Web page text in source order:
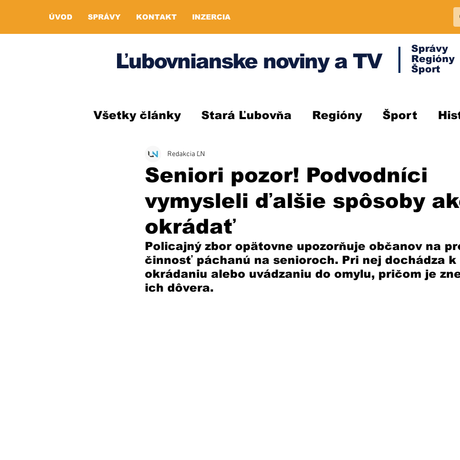
ÚVOD SPRÁVY KONTAKT INZERCIA
Ľubovnianske noviny a TV
Správy
Regióny
Šport
Všetky články Stará Ľubovňa Regióny Šport
Seniori pozor! Podvodníci
vymysleli ďalšie spôsoby
okrádať
Redakcia ĽN
Policajný zbor opätovne upozorňuje občanov na
činnosť páchanú na senioroch. Pri nej dochádza k
okrádaniu alebo uvádzaniu do omylu, pričom je
ich dôvera.